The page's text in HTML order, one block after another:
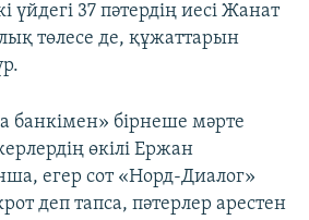
үйдегі 37 пәтердің иесі Жанат
төлесе де, құжаттарын
банкімен» бірнеше мәрте
өкілі Ержан
егер сот «Норд-Диалог»
деп тапса, пәтерлер арестен